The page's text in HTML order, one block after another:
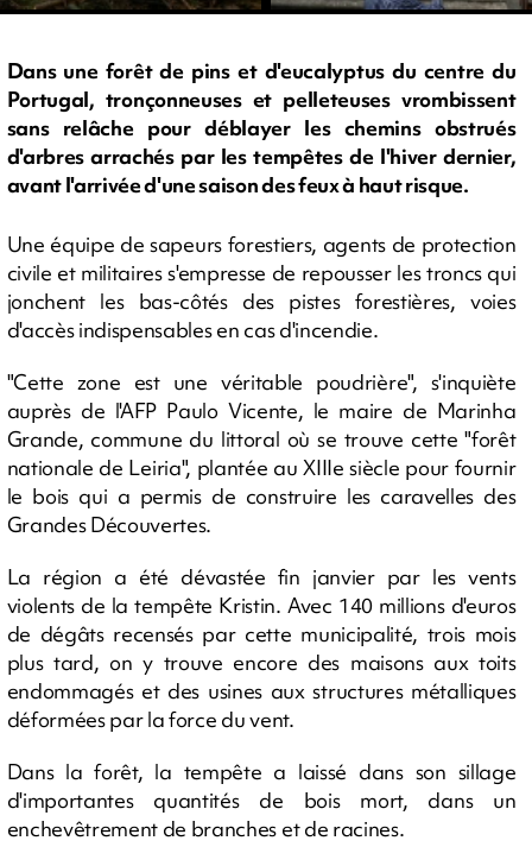
Dans une forêt de pins et d'eucalyptus du centre du
Portugal, tronçonneuses et pelleteuses vrombissent
sans relâche pour déblayer les chemins obstrués
d'arbres arrachés par les tempêtes de l'hiver dernier,
avant l'arrivée d'une saison des feux à haut risque.
Une équipe de sapeurs forestiers, agents de protection
civile et militaires s'empresse de repousser les troncs qui
jonchent les bas-côtés des pistes forestières, voies
d'accès indispensables en cas d'incendie.
"Cette zone est une véritable poudrière", s'inquiète
auprès de l'AFP Paulo Vicente, le maire de Marinha
Grande, commune du littoral où se trouve cette "forêt
nationale de Leiria", plantée au XIIIe siècle pour fournir
le bois qui a permis de construire les caravelles des
Grandes Découvertes.
La région a été dévastée fin janvier par les vents
violents de la tempête Kristin. Avec 140 millions d'euros
de dégâts recensés par cette municipalité, trois mois
plus tard, on y trouve encore des maisons aux toits
endommagés et des usines aux structures métalliques
déformées par la force du vent.
Dans la forêt, la tempête a laissé dans son sillage
d'importantes quantités de bois mort, dans un
enchevêtrement de branches et de racines.